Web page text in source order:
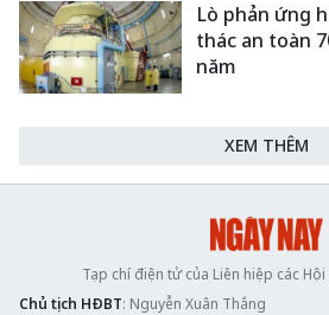
Lò phản ứng
thác an toàn
năm
XEM THÊM
Tạp chí điện tử của Liên hiệp các Hội
Chủ tịch HĐBT: Nguyễn Xuân Thắng